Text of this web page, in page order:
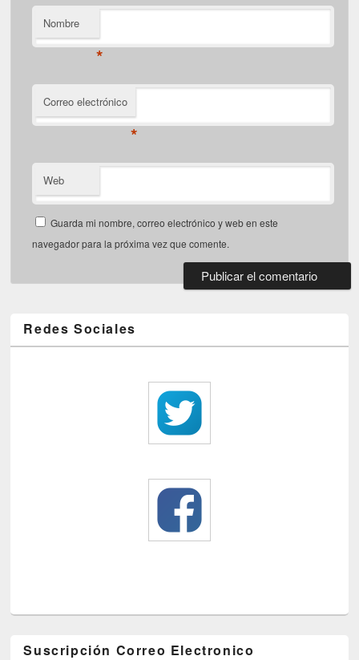
Nombre
*
Correo electrónico
*
Web
Guarda mi nombre, correo electrónico y web en este
navegador para la próxima vez que comente.
Redes Sociales
Suscripción Correo Electronico